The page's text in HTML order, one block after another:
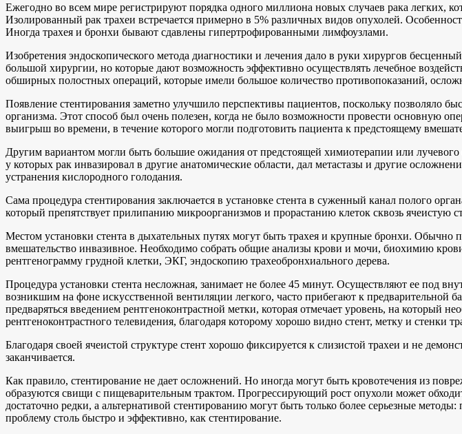
Ежегодно во всем мире регистрируют порядка одного миллиона новых случаев рака легких,
Изолированный рак трахеи встречается примерно в 5% различных видов опухолей.
Иногда трахея и бронхи бывают сдавлены гипертрофированными лимфоузлами.
Изобретения эндоскопического метода диагностики и лечения дало в руки хирургов
большой хирургии, но которые дают возможность эффективно осуществлять лечебное
обширных полостных операций, которые имели большое количество противопоказаний,
Появление стентирования заметно улучшило перспективы пациентов, поскольку позволяло
организма. Этот способ был очень полезен, когда не было возможности провести основную
выигрыш во времени, в течение которого могли подготовить пациента к предстоящему
Другим вариантом могли быть большие ожидания от предстоящей химиотерапии или
у которых рак инвазировал в другие анатомические области, дал метастазы и другие
устранения кислородного голодания.
Сама процедура стентирования заключается в установке стента в суженный канал полого
который препятствует прилипанию микроорганизмов и прорастанию клеток сквозь ячеистую
Местом установки стента в дыхательных путях могут быть трахея и крупные бронхи. Обычно
вмешательство инвазивное. Необходимо собрать общие анализы крови и мочи, биохимию
рентгенограмму грудной клетки, ЭКГ, эндоскопию трахеобронхиального дерева.
Процедура установки стента несложная, занимает не более 45 минут. Осуществляют ее под
возникшим на фоне искусственной вентиляции легкого, часто прибегают к предварительной
предваряться введением рентгеноконтрастной метки, которая отмечает уровень, на который
рентгеноконтрастного телевидения, благодаря которому хорошо видно стент, метку и стенки
Благодаря своей ячеистой структуре стент хорошо фиксируется к слизистой трахеи и не
заканчивается.
Как правило, стентирование не дает осложнений. Но иногда могут быть кровотечения из
образуются свищи с пищеварительным трактом. Прогрессирующий рост опухоли может
достаточно редки, а альтернативой стентированию могут быть только более серьезные
проблему столь быстро и эффективно, как стентирование.